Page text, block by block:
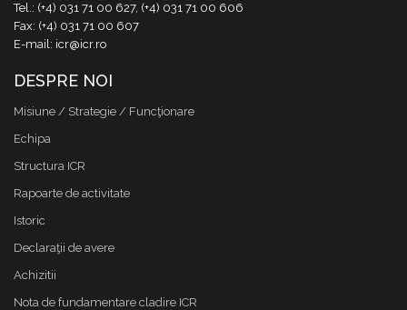
Tel.: (+4) 031 71 00 627, (+4) 031 71 00 606
Fax: (+4) 031 71 00 607
E-mail: icr@icr.ro
DESPRE NOI
Misiune / Strategie / Funcţionare
Echipa
Structura ICR
Rapoarte de activitate
Istoric
Declaraţii de avere
Achizitii
Nota de fundamentare cladire ICR